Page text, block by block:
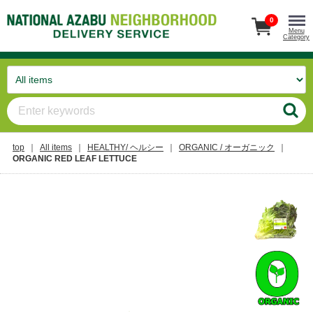
0
Menu
Category
top All items HEALTHY/ ヘルシー
ORGANIC / オーガニック
ORGANIC RED LEAF LETTUCE